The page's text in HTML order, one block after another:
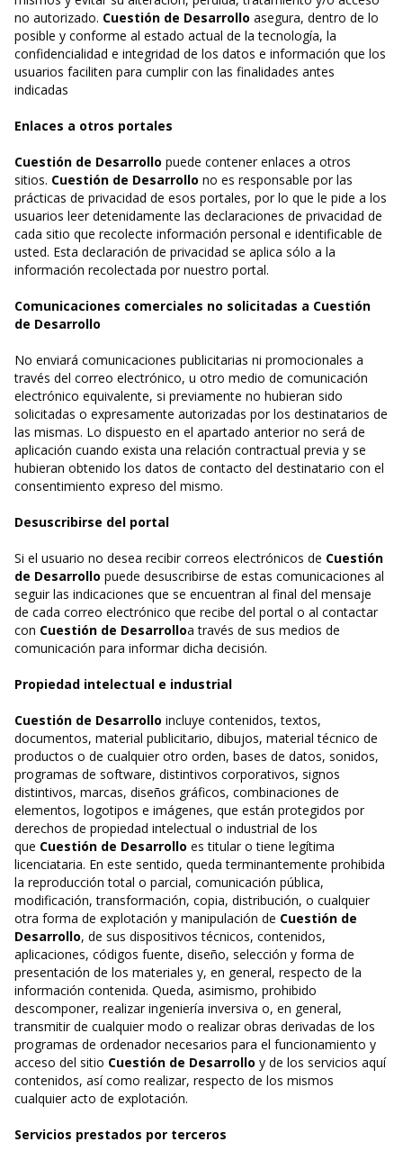
no autorizado. Cuestión de Desarrollo asegura, dentro de lo
posible y conforme al estado actual de la tecnología, la
confidencialidad e integridad de los datos e información que los
usuarios faciliten para cumplir con las finalidades antes
indicadas
Enlaces a otros portales
Cuestión de Desarrollo puede contener enlaces a otros
sitios. Cuestión de Desarrollo no es responsable por las
prácticas de privacidad de esos portales, por lo que le pide a los
usuarios leer detenidamente las declaraciones de privacidad de
cada sitio que recolecte información personal e identificable de
usted. Esta declaración de privacidad se aplica sólo a la
información recolectada por nuestro portal.
Comunicaciones comerciales no solicitadas a Cuestión
de Desarrollo
No enviará comunicaciones publicitarias ni promocionales a
través del correo electrónico, u otro medio de comunicación
electrónico equivalente, si previamente no hubieran sido
solicitadas o expresamente autorizadas por los destinatarios de
las mismas. Lo dispuesto en el apartado anterior no será de
aplicación cuando exista una relación contractual previa y se
hubieran obtenido los datos de contacto del destinatario con el
consentimiento expreso del mismo.
Desuscribirse del portal
Si el usuario no desea recibir correos electrónicos de Cuestión
de Desarrollo puede desuscribirse de estas comunicaciones al
seguir las indicaciones que se encuentran al final del mensaje
de cada correo electrónico que recibe del portal o al contactar
con Cuestión de Desarrolloa través de sus medios de
comunicación para informar dicha decisión.
Propiedad intelectual e industrial
Cuestión de Desarrollo incluye contenidos, textos,
documentos, material publicitario, dibujos, material técnico de
productos o de cualquier otro orden, bases de datos, sonidos,
programas de software, distintivos corporativos, signos
distintivos, marcas, diseños gráficos, combinaciones de
elementos, logotipos e imágenes, que están protegidos por
derechos de propiedad intelectual o industrial de los
que Cuestión de Desarrollo es titular o tiene legítima
licenciataria. En este sentido, queda terminantemente prohibida
la reproducción total o parcial, comunicación pública,
modificación, transformación, copia, distribución, o cualquier
otra forma de explotación y manipulación de Cuestión de
Desarrollo, de sus dispositivos técnicos, contenidos,
aplicaciones, códigos fuente, diseño, selección y forma de
presentación de los materiales y, en general, respecto de la
información contenida. Queda, asimismo, prohibido
descomponer, realizar ingeniería inversiva o, en general,
transmitir de cualquier modo o realizar obras derivadas de los
programas de ordenador necesarios para el funcionamiento y
acceso del sitio Cuestión de Desarrollo y de los servicios aquí
contenidos, así como realizar, respecto de los mismos
cualquier acto de explotación.
Servicios prestados por terceros